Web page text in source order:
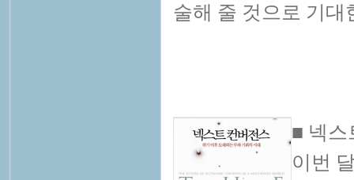
술해 줄 것으로 기대
■ 넥스
이번